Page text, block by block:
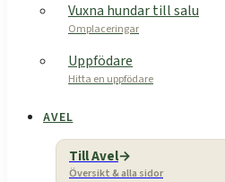
Vuxna hundar till salu
Omplaceringar
Uppfödare
Hitta en uppfödare
AVEL
Till Avel
Översikt & alla sidor